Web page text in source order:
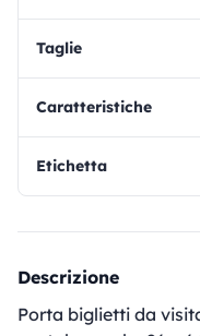
Taglie
Caratteristiche
Etichetta
Descrizione
Porta biglietti da